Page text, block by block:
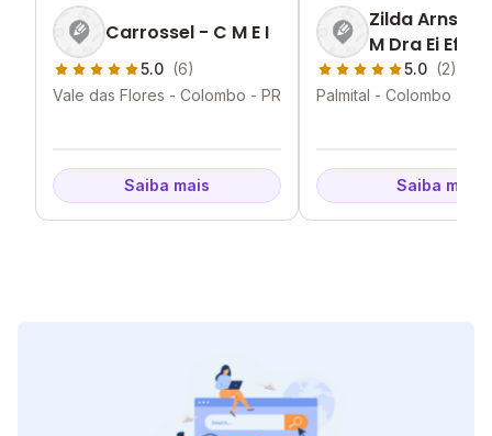
Carrossel - C M E I
5.0 (6)
Vale das Flores - Colombo - PR
Saiba mais
Zilda Arns
M Dra Ei Ef
5.0 (2)
Palmital - Colombo - PR
Saiba mais